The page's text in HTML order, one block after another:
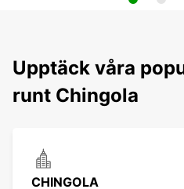
Upptäck våra
runt Chingola
CHINGOLA